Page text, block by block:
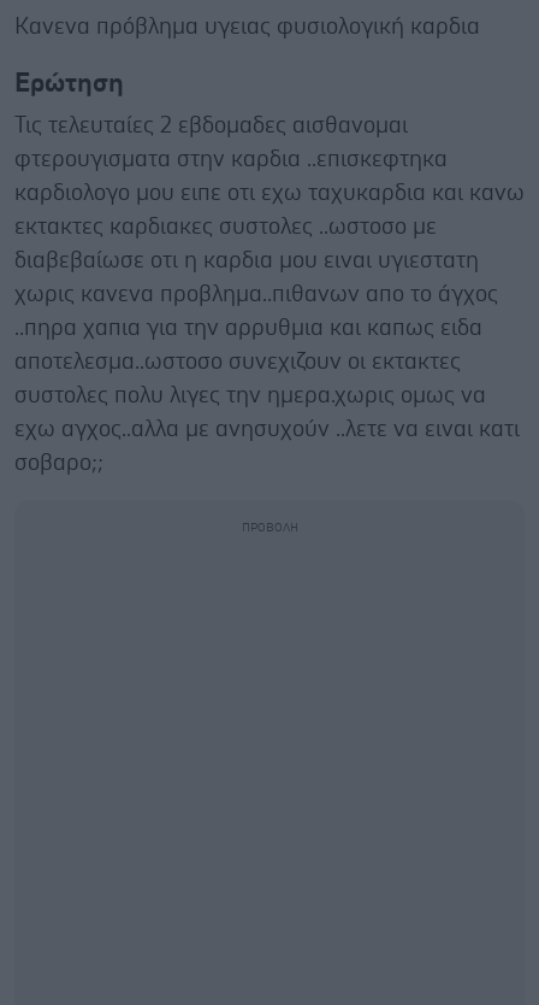
Κανενα πρόβλημα υγειας φυσιολογική καρδια
Ερώτηση
Τις τελευταίες 2 εβδομαδες αισθανομαι
φτερουγισματα στην καρδια ..επισκεφτηκα
καρδιολογο μου ειπε οτι εχω ταχυκαρδια και κανω
εκτακτες καρδιακες συστολες ..ωστοσο με
διαβεβαίωσε οτι η καρδια μου ειναι υγιεστατη
χωρις κανενα προβλημα..πιθανων απο το άγχος
..πηρα χαπια για την αρρυθμια και καπως ειδα
αποτελεσμα..ωστοσο συνεχιζουν οι εκτακτες
συστολες πολυ λιγες την ημερα.χωρις ομως να
εχω αγχος..αλλα με ανησυχούν ..λετε να ειναι κατι
σοβαρο;;